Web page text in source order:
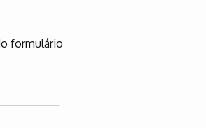
formulário